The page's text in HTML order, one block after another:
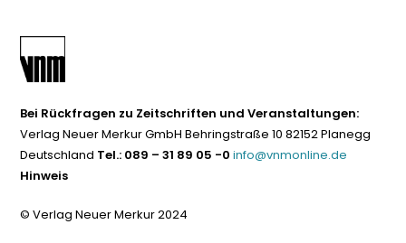
Bei Rückfragen zu Zeitschriften und Veranstaltungen:
Verlag Neuer Merkur GmbH Behringstraße 10 82152 Planegg
Deutschland Tel.: 089 – 31 89 05 -0 info@vnmonline.de
Hinweis
© Verlag Neuer Merkur 2024